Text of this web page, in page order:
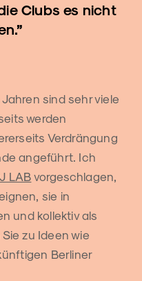
Clubs es nicht
sind sehr viele
werden
Verdrängung
angeführt. Ich
LAB vorgeschlagen,
sie in
und kollektiv als
zu Ideen wie
Berliner